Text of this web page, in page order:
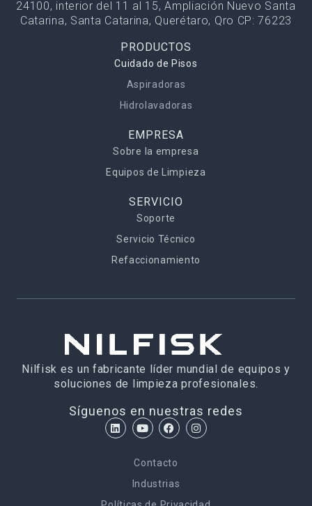
24100, interior del 11 al 15, Ampliación Nuevo Santa
Catarina, Santa Catarina, Querétaro, Qro CP: 76223
PRODUCTOS
Cuidado de Pisos
Aspiradoras
Hidrolavadoras
EMPRESA
Sobre la empresa
Equipos de Limpieza
SERVICIO
Soporte
Servicio Técnico
Refaccionamiento
Nilfisk es un fabricante líder mundial de equipos y
soluciones de limpieza profesionales.
Síguenos en nuestras redes
Contacto
Industrias